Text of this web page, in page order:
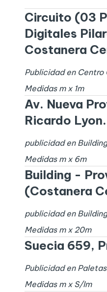
Circuito (03
Digitales
Costanera
Publicidad en Centro
Medidas m x 1m
Av. Nueva
Ricardo Lyon.
publicidad en
Medidas m x 6m
Building -
(Costanera
publicidad en
Medidas m x 20m
Suecia 659,
Publicidad en Paletas
Medidas m x S/Im